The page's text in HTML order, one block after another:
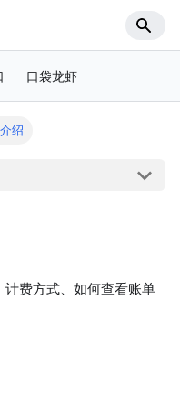
口袋龙虾
绍
费方式、如何查看账单